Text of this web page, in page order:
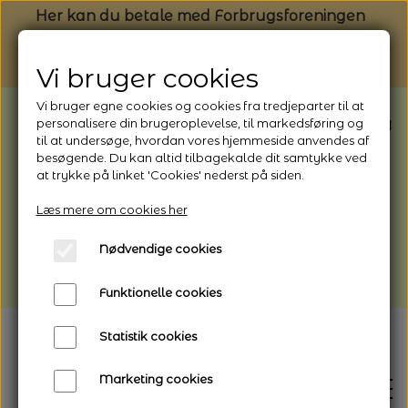
Her kan du betale med Forbrugsforeningen
BEMÆRK: Butikken har ferielukket* fra
1/8 - 9/8 - 2026
*Webshoppen er åben og sender hele
afhentning
Vi gør opmærksom på, at der kan være lidt
længere leveringstid
Vi bruger cookies
Vi bruger egne cookies og cookies fra tredjeparter til at
personalisere din brugeroplevelse, til markedsføring og
til at undersøge, hvordan vores hjemmeside anvendes af
besøgende. Du kan altid tilbagekalde dit samtykke ved
at trykke på linket 'Cookies' nederst på siden.
Læs mere om cookies her
Nødvendige cookies
Funktionelle cookies
Statistik cookies
Marketing cookies